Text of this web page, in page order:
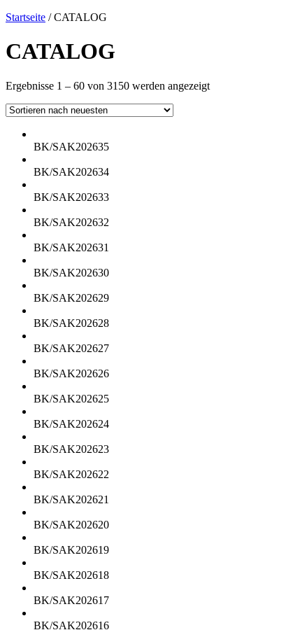
Startseite / CATALOG
CATALOG
Ergebnisse 1 – 60 von 3150 werden angezeigtNach
BK/SAK202635
BK/SAK202634
BK/SAK202633
BK/SAK202632
BK/SAK202631
BK/SAK202630
BK/SAK202629
BK/SAK202628
BK/SAK202627
BK/SAK202626
BK/SAK202625
BK/SAK202624
BK/SAK202623
BK/SAK202622
BK/SAK202621
BK/SAK202620
BK/SAK202619
BK/SAK202618
BK/SAK202617
BK/SAK202616